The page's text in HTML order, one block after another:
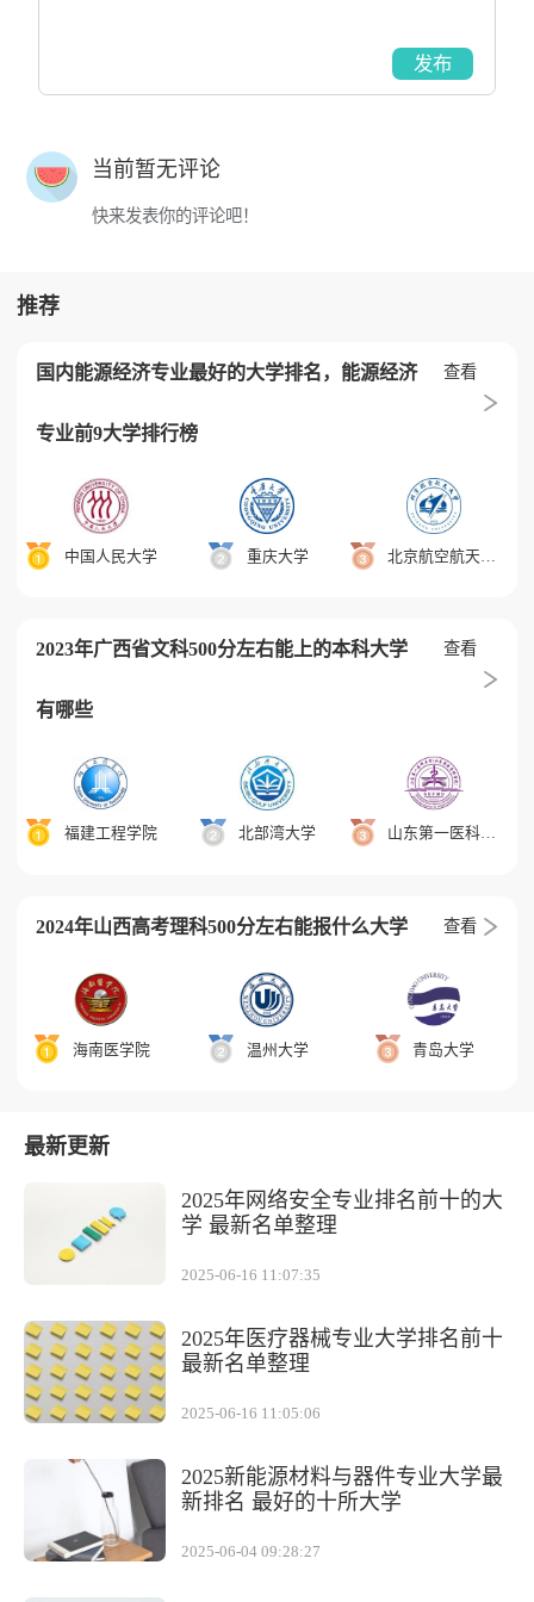
发布
当前暂无评论
快来发表你的评论吧！
推荐
国内能源经济专业最好的大学排名，能源经济
专业前9大学排行榜
查看
中国人民大学 重庆大学 北京航空航天大学
2023年广西省文科500分左右能上的本科大学
有哪些
查看
福建工程学院 北部湾大学 山东第一医科大学
2024年山西高考理科500分左右能报什么大学 查看
海南医学院 温州大学 青岛大学
最新更新
2025年网络安全专业排名前十的大
学 最新名单整理
2025-06-16 11:07:35
2025年医疗器械专业大学排名前十
最新名单整理
2025-06-16 11:05:06
2025新能源材料与器件专业大学最
新排名 最好的十所大学
2025-06-04 09:28:27